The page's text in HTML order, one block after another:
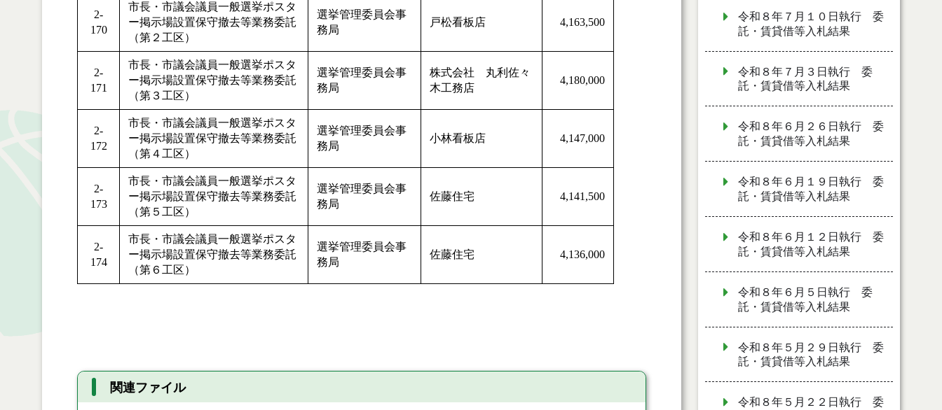
2-
170
市長・市議会議員一般選挙ポスタ
ー掲示場設置保守撤去等業務委託
（第２工区）
選挙管理委員会事
務局
戸松看板店 4,163,500
2-
171
市長・市議会議員一般選挙ポスタ
ー掲示場設置保守撤去等業務委託
（第３工区）
選挙管理委員会事
務局
株式会社 丸利佐々
木工務店
4,180,000
2-
172
市長・市議会議員一般選挙ポスタ
ー掲示場設置保守撤去等業務委託
（第４工区）
選挙管理委員会事
務局
小林看板店 4,147,000
2-
173
市長・市議会議員一般選挙ポスタ
ー掲示場設置保守撤去等業務委託
（第５工区）
選挙管理委員会事
務局
佐藤住宅 4,141,500
2-
174
市長・市議会議員一般選挙ポスタ
ー掲示場設置保守撤去等業務委託
（第６工区）
選挙管理委員会事
務局
佐藤住宅 4,136,000
関連ファイル
令和８年７月１０日執行 委
託・賃貸借等入札結果
令和８年７月３日執行 委
託・賃貸借等入札結果
令和８年６月２６日執行 委
託・賃貸借等入札結果
令和８年６月１９日執行 委
託・賃貸借等入札結果
令和８年６月１２日執行 委
託・賃貸借等入札結果
令和８年６月５日執行 委
託・賃貸借等入札結果
令和８年５月２９日執行 委
託・賃貸借等入札結果
令和８年５月２２日執行 委